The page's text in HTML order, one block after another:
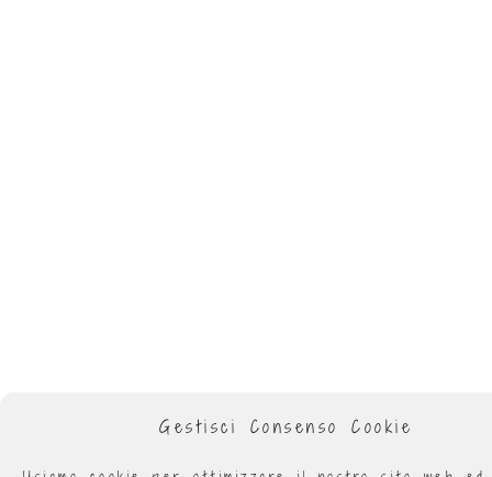
Gestisci Consenso Cookie